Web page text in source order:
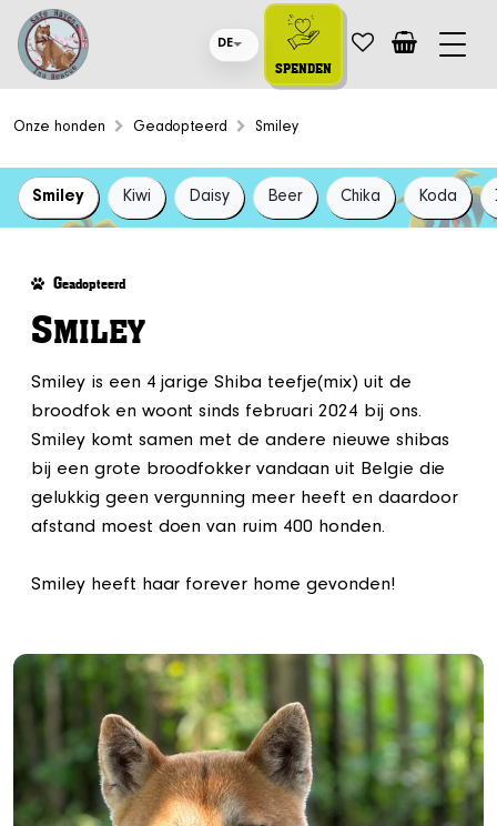
DE
SPENDEN
Onze honden Geadopteerd Smiley
Smiley Kiwi Daisy Beer Chika Koda
Geadopteerd
SMILEY
Smiley is een 4 jarige Shiba teefje(mix) uit de
broodfok en woont sinds februari 2024 bij ons.
Smiley komt samen met de andere nieuwe shibas
bij een grote broodfokker vandaan uit Belgie die
gelukkig geen vergunning meer heeft en daardoor
afstand moest doen van ruim 400 honden.
Smiley heeft haar forever home gevonden!